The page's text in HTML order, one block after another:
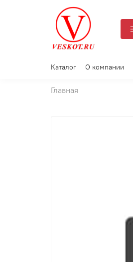
Каталог О компании
Главная